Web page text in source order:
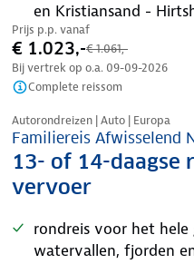
en Kristiansand -
Prijs p.p. vanaf
€ 1.023,-€ 1.061,-
Bij vertrek op o.a. 09-09-2026
Complete reissom
Nazomer korting
Autorondreizen | Auto | Europa
Familiereis Afwisselend
13- of 14-daagse
vervoer
rondreis voor het hele
watervallen, fjorden